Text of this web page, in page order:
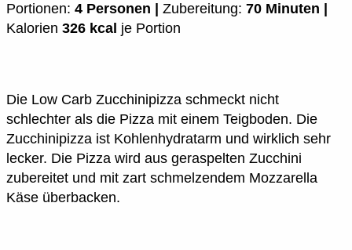
Portionen: 4 Personen | Zubereitung: 70 Minuten |
Kalorien 326 kcal je Portion
Die Low Carb Zucchinipizza schmeckt nicht
schlechter als die Pizza mit einem Teigboden. Die
Zucchinipizza ist Kohlenhydratarm und wirklich sehr
lecker. Die Pizza wird aus geraspelten Zucchini
zubereitet und mit zart schmelzendem Mozzarella
Käse überbacken.